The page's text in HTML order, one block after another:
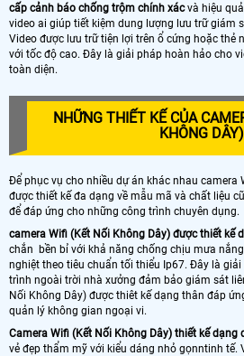
cấp cảnh báo chống trộm chính xácvà hiệu
video ai giúp tiết kiệm dung lượng lưu trữ giám
Video được lưu trữ tiện lợi trên ổ cứng hoặc thẻ
với tốc độ cao. Đây là giải pháp hoàn hảo cho
toàn diện.
NHỮNG THIẾT KẾ CỦA
KHÔNG DÂY)
Để phục vụ cho nhiều dự án khác nhau camera
được thiết kế đa dạng về mẫu mã và chất liệu
để đáp ứng cho những công trình chuyên dụng.
camera Wifi (Kết Nối Không Dây) được thiết kế
chắn bền bỉ với khả năng chống chịu mưa
nghiệt theo tiêu chuẩn tối thiểu Ip67. Đây là
trình ngoài trời nhà xưởng đảm bảo giám sát
Nối Không Dây) được thiêt kế dạng thân đáp
quản lý không gian ngoại vi.
Camera Wifi (Kết Nối Không Dây) thiết kế dạng
vẻ đẹp thẩm mỹ với kiểu dáng nhỏ gọnntinh tế.